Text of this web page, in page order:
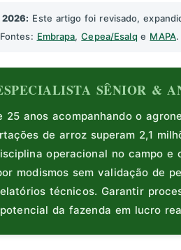
Este artigo foi revisado,
Embrapa,Cepea/Esalq e MAPA.
SÊNIOR &
25 anos acompanhando o
de arroz superam 2,1
operacional no campo
modismos sem validação de
técnicos. Garantir
da fazenda em lucro